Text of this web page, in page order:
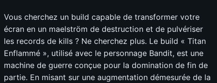
Vous cherchez un build capable de transformer votre
écran en un maelström de destruction et de pulvériser
les records de kills ? Ne cherchez plus. Le build « Titan
Enflammé », utilisé avec le personnage Bandit, est une
machine de guerre conçue pour la domination de fin de
partie. En misant sur une augmentation démesurée de la